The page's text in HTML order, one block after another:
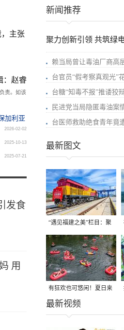
主张
：赵睿
责。如该
加利亚
2026-02-02
2025-10-13
2025-07-21
发食
用
新闻推荐
聚力创新引领 共筑绿
赖当局曾让毒油厂商高
台官员“假考察真观光”
台糖“知毒不报”推诿狡
民进党当局隐匿毒油案
台医师救助绝食青年竟
最新图文
“遇见福建之美”栏目：聚
焦福建一周大事记
有狂欢也可悠闲！夏日来
这里亲水饱享清凉！
最新视频